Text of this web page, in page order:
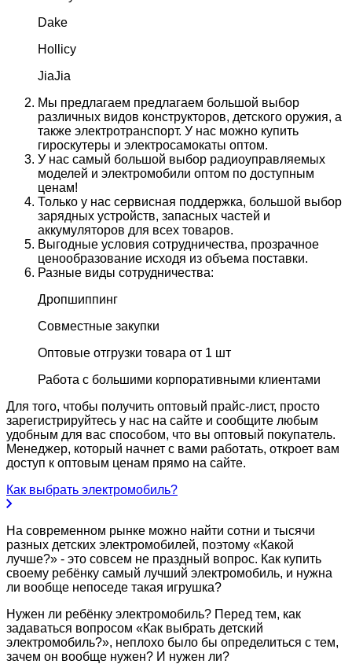
Dake
Hollicy
JiaJia
Мы предлагаем предлагаем большой выбор
различных видов конструкторов, детского оружия, а
также электротранспорт. У нас можно купить
гироскутеры и электросамокаты оптом.
У нас самый большой выбор радиоуправляемых
моделей и электромобили оптом по доступным
ценам!
Только у нас сервисная поддержка, большой выбор
зарядных устройств, запасных частей и
аккумуляторов для всех товаров.
Выгодные условия сотрудничества, прозрачное
ценообразование исходя из объема поставки.
Разные виды сотрудничества:
Дропшиппинг
Совместные закупки
Оптовые отгрузки товара от 1 шт
Работа с большими корпоративными клиентами
Для того, чтобы получить оптовый прайс-лист, просто
зарегистрируйтесь у нас на сайте и сообщите любым
удобным для вас способом, что вы оптовый покупатель.
Менеджер, который начнет с вами работать, откроет вам
доступ к оптовым ценам прямо на сайте.
Как выбрать электромобиль?
На современном рынке можно найти сотни и тысячи
разных детских электромобилей, поэтому «Какой
лучше?» - это совсем не праздный вопрос. Как купить
своему ребёнку самый лучший электромобиль, и нужна
ли вообще непоседе такая игрушка?
Нужен ли ребёнку электромобиль? Перед тем, как
задаваться вопросом «Как выбрать детский
электромобиль?», неплохо было бы определиться с тем,
зачем он вообще нужен? И нужен ли?